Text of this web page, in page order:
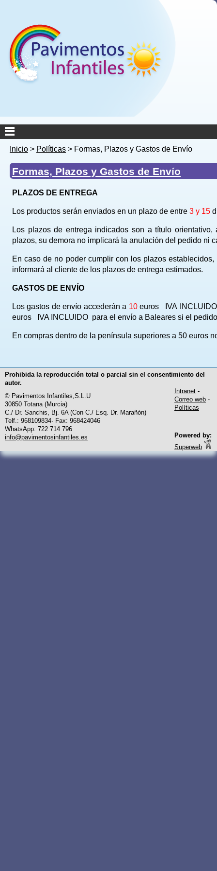
Inicio > Políticas > Formas, Plazos y Gastos de Envío
Formas, Plazos y Gastos de Envío
PLAZOS DE ENTREGA
Los productos serán enviados en un plazo de entre 3 y 15
Los plazos de entrega indicados son a título
plazos, su demora no implicará la anulación del pedido ni
En caso de no poder cumplir con los plazos
informará al cliente de los plazos de entrega estimados.
GASTOS DE ENVÍO
Los gastos de envío accederán a 10euros IVA INCLUIDO
euros IVA INCLUIDO para el envío a Baleares si el
En compras dentro de la península superiores a 50 euros
Prohibida la reproducción total o parcial sin el consentimiento del
autor.
© Pavimentos Infantiles,S.L.U
30850 Totana (Murcia)
C./ Dr. Sanchis, Bj. 6A (Con C./ Esq. Dr. Marañón)
Telf.: 968109834· Fax: 968424046
WhatsApp: 722 714 796
info@pavimentosinfantiles.es
Intranet -
Correo web -
Políticas
Powered by:
Superweb